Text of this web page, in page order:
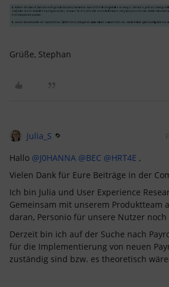
Grüße, Stephan
Julia_S
Hallo @J0HANNA @BEC @HRT4E ,
Vielen Dank für Eure Beiträge in der
Ich bin Julia und User Experience
Gemeinsam mit unserem Produktteam
daran, Personio für unsere Nutzer
Derzeit bin ich auf der Suche nach
für die Implementierung von neuen
zuständig sind bzw. es theoretisch